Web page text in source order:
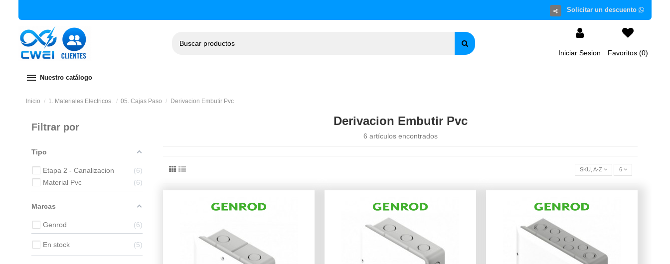
Iniciar Sesion Favoritos (0)
menu Nuestro catálogo
Inicio 1. Materiales Electricos. 05. Cajas Paso Derivacion Embutir Pvc
Derivacion Embutir Pvc
6 artículos encontrados
Filtrar por
Tipo
Etapa 2 - Canalizacion
6
Material Pvc
6
Marcas
Genrod 6
En stock 5